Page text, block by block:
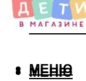
МЕНЮ
МЕНЮ